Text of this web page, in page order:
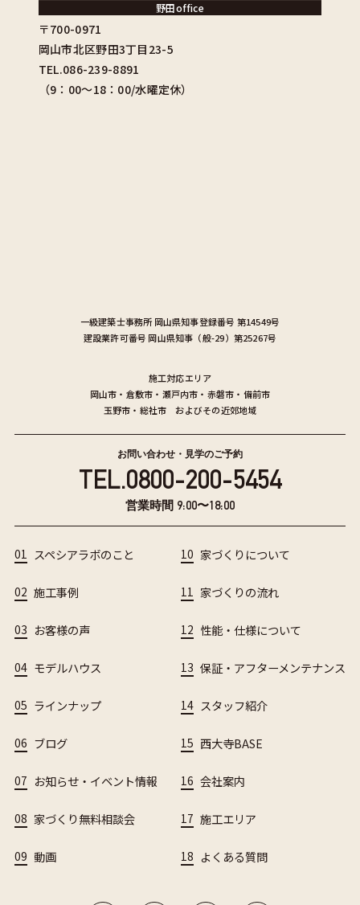
一級建築士事務所 岡山県知事登録番号 第14549号
建設業許可番号 岡山県知事（般-29）第25267号
施工対応エリア
岡山市 ・ 倉敷市 ・ 瀬戸内市 ・ 赤磐市 ・ 備前市
玉野市 ・ 総社市 およびその近郊地域
野田office
〒700-0971
岡山市北区野田3丁目23-5
TEL.086-239-8891
（9：00〜18：00/水曜定休）
お問い合わせ・見学のご予約
TEL.0800-200-5454
営業時間 9:00〜18:00
01 スペシアラボのこと
02 施工事例
03 お客様の声
04 モデルハウス
05 ラインナップ
06 ブログ
07 お知らせ・イベント情報
08 家づくり無料相談会
09 動画
10 家づくりについて
11 家づくりの流れ
12 性能・仕様について
13 保証・アフターメンテナンス
14 スタッフ紹介
15 西大寺BASE
16 会社案内
17 施工エリア
18 よくある質問